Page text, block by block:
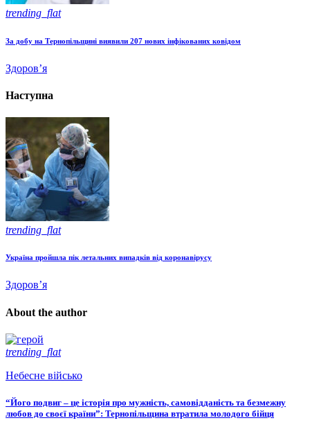
trending_flat
За добу на Тернопільщині виявили 207 нових інфікованих ковідом
Здоров’я
Наступна
trending_flat
Україна пройшла пік летальних випадків від коронавірусу
Здоров’я
About the author
trending_flat
Небесне військо
“Його подвиг – це історія про мужність, самовідданість та безмежну
любов до своєї країни”: Тернопільщина втратила молодого бійця